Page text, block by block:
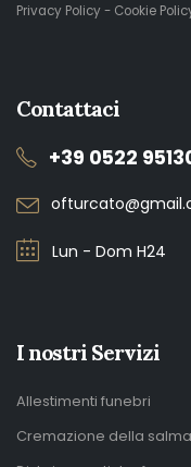
Privacy Policy- Cookie
Contattaci
+39 0522
Lun - Dom H24
I nostri Servizi
Allestimenti funebri
Cremazione della salma